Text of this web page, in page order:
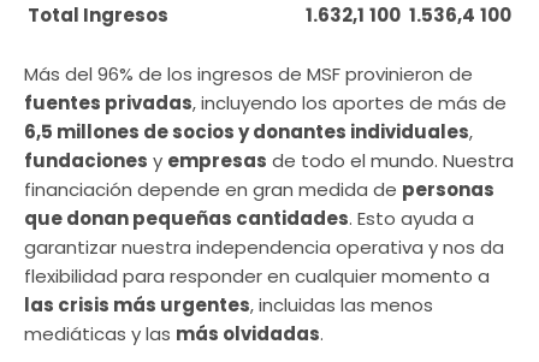
Total Ingresos 1.632,1 100 1.536,4 100
Más del 96% de los ingresos de MSF provinieron de
fuentes privadas, incluyendo los aportes de más de
6,5 millones de socios y donantes individuales,
fundaciones y empresas de todo el mundo. Nuestra
financiación depende en gran medida de personas
que donan pequeñas cantidades. Esto ayuda a
garantizar nuestra independencia operativa y nos da
flexibilidad para responder en cualquier momento a
las crisis más urgentes, incluidas las menos
mediáticas y las más olvidadas.